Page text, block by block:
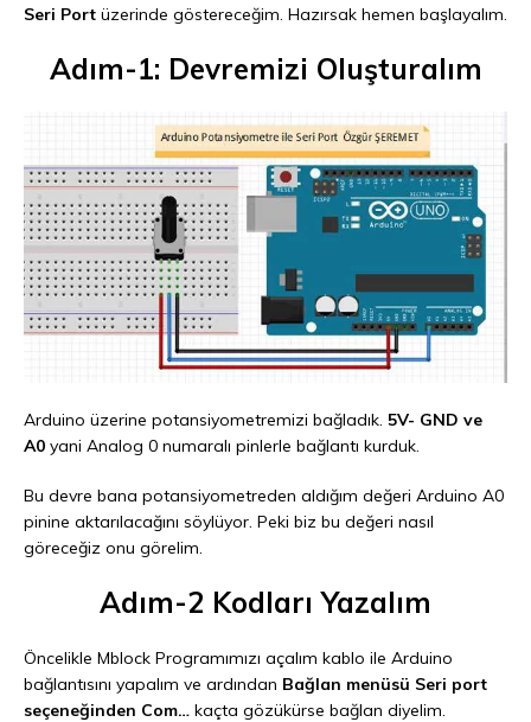
Seri Port üzerinde göstereceğim. Hazırsak hemen başlayalım.
Adım-1: Devremizi Oluşturalım
Arduino üzerine potansiyometremizi bağladık. 5V- GND ve
A0 yani Analog 0 numaralı pinlerle bağlantı kurduk.
Bu devre bana potansiyometreden aldığım değeri Arduino A0
pinine aktarılacağını söylüyor. Peki biz bu değeri nasıl
göreceğiz onu görelim.
Adım-2 Kodları Yazalım
Öncelikle Mblock Programımızı açalım kablo ile Arduino
bağlantısını yapalım ve ardından Bağlan menüsü Seri port
seçeneğinden Com… kaçta gözükürse bağlan diyelim.